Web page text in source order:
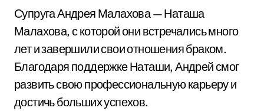
Супруга Андрея Малахова — Наташа
Малахова, с которой они встречались много
лет и завершили свои отношения браком.
Благодаря поддержке Наташи, Андрей смог
развить свою профессиональную карьеру и
достичь больших успехов.